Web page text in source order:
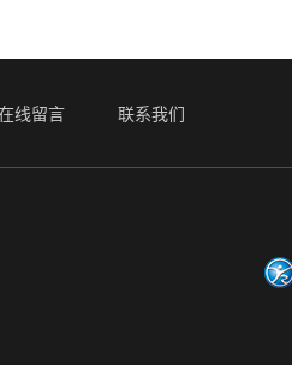
线留言 联系我们